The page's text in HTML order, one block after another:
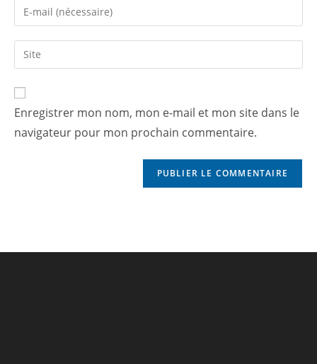
Enregistrer mon nom, mon e-mail et mon site dans le
navigateur pour mon prochain commentaire.